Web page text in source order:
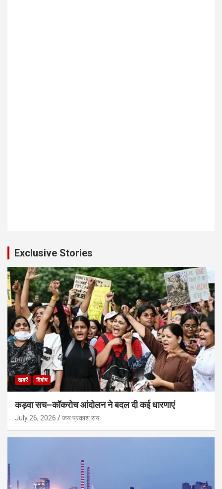
Exclusive Stories
खबरें विशेष
कड़वा सच–कॉकरोच आंदोलन ने बदल दी कई धारणाएं
July 26, 2026 जय प्रकाश राय